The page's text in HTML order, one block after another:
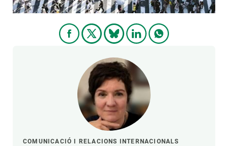
COMUNICACIÓ I RELACIONS INTERNACIONALS